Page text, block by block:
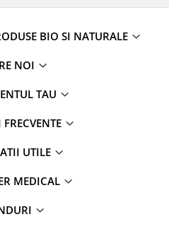
BIO SI NATURALE
NOI
TAU
UTILE
MEDICAL